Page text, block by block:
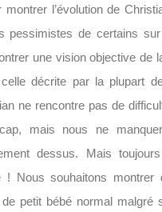
l’évolution de
pessimistes de certains
une vision objective de
décrite par la plupart
ne rencontre pas de
mais nous ne
dessus. Mais
Nous souhaitons montrer
petit bébé normal malgré